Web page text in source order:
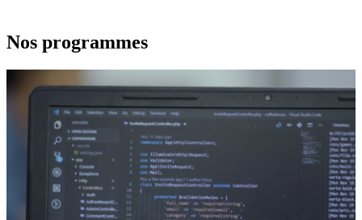
Nos programmes